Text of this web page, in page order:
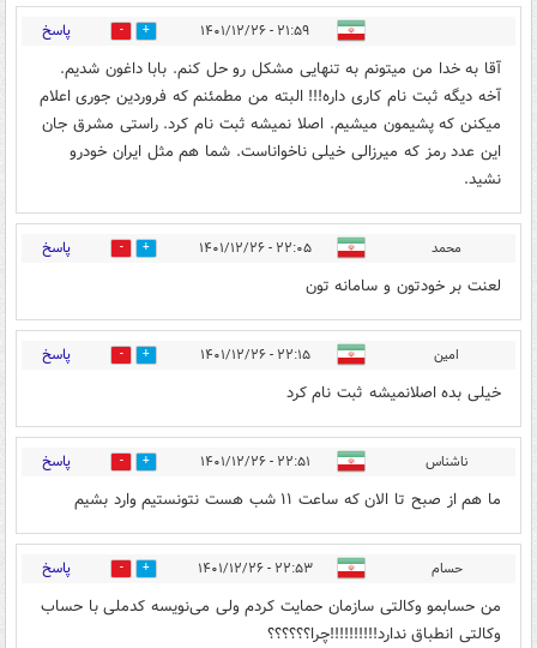
۲۱:۵۹ - ۱۴۰۱/۱۲/۲۶ 0 پاسخ
آقا به خدا من میتونم به تنهایی مشکل رو حل کنم. بابا داغون شدیم.
آخه دیگه ثبت نام کاری داره!!! البته من مطمئنم که فروردین جوری اعلام
میکنن که پشیمون میشیم. اصلا نمیشه ثبت نام کرد. راستی مشرق جان
این عدد رمز که میرزالی خیلی ناخواناست. شما هم مثل ایران خودرو
نشید.
محمد ۲۲:۰۵ - ۱۴۰۱/۱۲/۲۶ 5 پاسخ
لعنت بر خودتون و سامانه تون
امین ۲۲:۱۵ - ۱۴۰۱/۱۲/۲۶ 1 پاسخ
خیلی بده اصلانمیشه ثبت نام کرد
ناشناس ۲۲:۵۱ - ۱۴۰۱/۱۲/۲۶ 1 پاسخ
ما هم از صبح تا الان که ساعت ۱۱ شب هست نتونستیم وارد بشیم
حسام ۲۲:۵۳ - ۱۴۰۱/۱۲/۲۶ 0 پاسخ
من حسابمو وکالتی سازمان حمایت کردم ولی می‌نویسه کدملی با حساب
وکالتی انطباق ندارد!!!!!!!!!!چرا؟؟؟؟؟؟